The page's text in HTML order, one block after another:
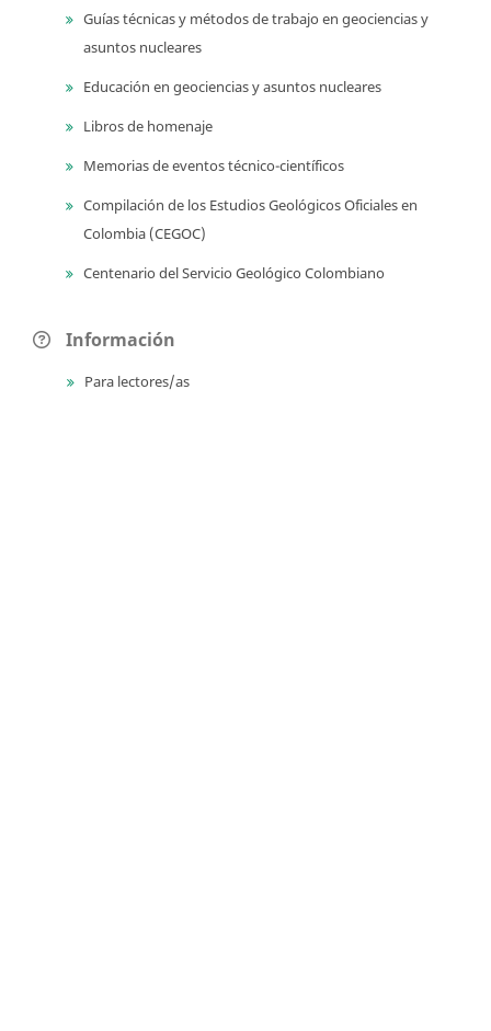
Guías técnicas y métodos de trabajo en geociencias y
asuntos nucleares
Educación en geociencias y asuntos nucleares
Libros de homenaje
Memorias de eventos técnico-científicos
Compilación de los Estudios Geológicos Oficiales en
Colombia (CEGOC)
Centenario del Servicio Geológico Colombiano
Información
Para lectores/as